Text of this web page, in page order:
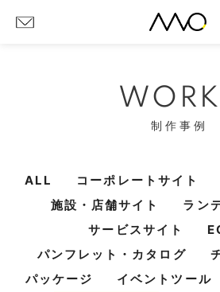
制作事例
ALL コーポレートサイト
施設・店舗サイト
ラン
サービスサイト
パンフレット・カタログ
パッケージ
イベントツール